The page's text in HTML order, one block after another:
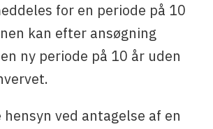
for en periode på 10
kan efter ansøgning
ny periode på 10 år uden
hensyn ved antagelse af en